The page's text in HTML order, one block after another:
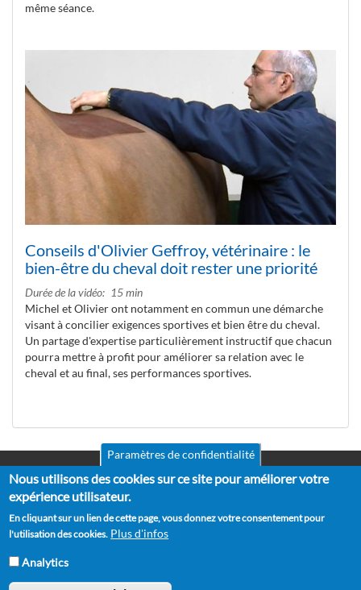
même séance.
Conseils d'Olivier Geffroy, vétérinaire : le
bien-être du cheval doit rester une priorité
Durée de la vidéo
15 min
Michel et Olivier ont notamment en commun une démarche
visant à concilier exigences sportives et bien être du cheval.
Un partage d'expertise particulièrement instructif que chacun
pourra mettre à profit pour améliorer sa relation avec le
cheval et au final, ses performances sportives.
Pied
de
page
Mentions légales
CGV
Politique de confidentialité
Politique de cookies
Paramètres de confidentialité
Nous utilisons des cookies sur ce site pour améliorer votre
expérience utilisateur.
En cliquant sur un lien de cette page, vous donnez votre consentement pour
l'utilisation des cookies. Plus d'infos
Analytics